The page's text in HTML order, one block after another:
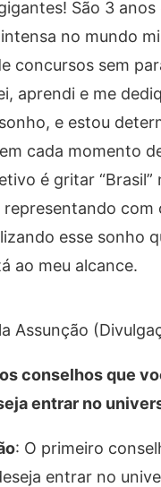
São 3 anos
no mundo
concursos sem
aprendi e me
e estou
cada momento
é gritar “Brasil”
representando com
esse sonho
ao meu alcance.
Assunção
conselhos que
entrar no
: O primeiro
entrar no